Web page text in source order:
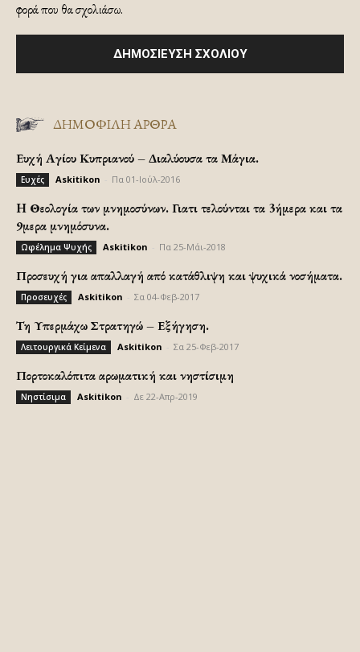
φορά που θα σχολιάσω.
ΔΗΜΟΦΙΛΗ ΑΡΘΡΑ
Ευχή Αγίου Κυπριανού – Διαλύουσα τα Μάγια.
Ευχές Askitikon Πα 01-Ιούλ-2016
H Θεολογία των μνημοσύνων. Γιατι τελούνται τα 3ήμερα και τα
9μερα μνημόσυνα.
Ωφέλημα Ψυχής Askitikon Πα 25-Μάι-2018
Προσευχή για απαλλαγή από κατάθλιψη και ψυχικά νοσήματα.
Προσευχές Askitikon Σα 04-Φεβ-2017
Τη Υπερμάχω Στρατηγώ – Εξήγηση.
Λειτουργικά Κείμενα Askitikon Σα 25-Φεβ-2017
Πορτοκαλόπιτα αρωματική και νηστίσιμη
Νηστίσιμα Askitikon Δε 22-Απρ-2019